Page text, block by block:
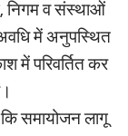
निगम व संस्थाओं
अवधि में अनुपस्थित
में परिवर्तित कर
समायोजन लागू